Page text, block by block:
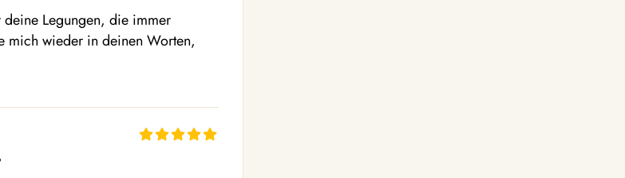
deine Legungen, die immer
mich wieder in deinen Worten,